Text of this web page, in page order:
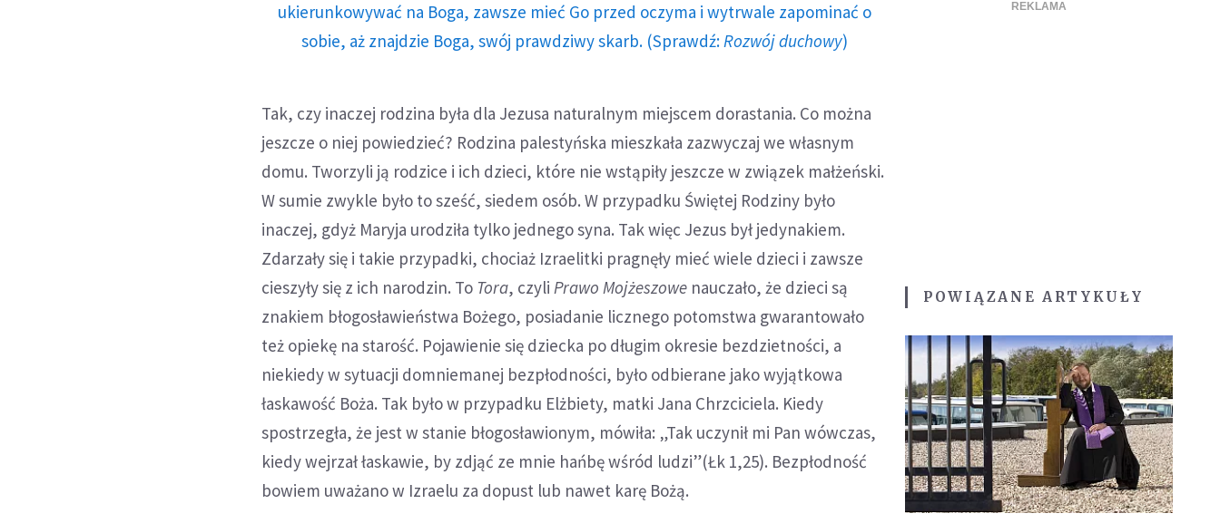
ukierunkowywać na Boga, zawsze mieć Go przed oczyma i wytrwale zapominać o
sobie, aż znajdzie Boga, swój prawdziwy skarb. (Sprawdź:Rozwój duchowy)
Tak, czy inaczej rodzina była dla Jezusa naturalnym miejscem dorastania. Co można
jeszcze o niej powiedzieć? Rodzina palestyńska mieszkała zazwyczaj we własnym
domu. Tworzyli ją rodzice i ich dzieci, które nie wstąpiły jeszcze w związek małżeński.
W sumie zwykle było to sześć, siedem osób. W przypadku Świętej Rodziny było
inaczej, gdyż Maryja urodziła tylko jednego syna. Tak więc Jezus był jedynakiem.
Zdarzały się i takie przypadki, chociaż Izraelitki pragnęły mieć wiele dzieci i zawsze
cieszyły się z ich narodzin. To Tora, czyliPrawo Mojżeszowe nauczało, że dzieci są
znakiem błogosławieństwa Bożego, posiadanie licznego potomstwa gwarantowało
też opiekę na starość. Pojawienie się dziecka po długim okresie bezdzietności, a
niekiedy w sytuacji domniemanej bezpłodności, było odbierane jako wyjątkowa
łaskawość Boża. Tak było w przypadku Elżbiety, matki Jana Chrzciciela. Kiedy
spostrzegła, że jest w stanie błogosławionym, mówiła: „Tak uczynił mi Pan wówczas,
kiedy wejrzał łaskawie, by zdjąć ze mnie hańbę wśród ludzi”(Łk 1,25). Bezpłodność
bowiem uważano w Izraelu za dopust lub nawet karę Bożą.
POWIĄZANE ARTYKUŁY